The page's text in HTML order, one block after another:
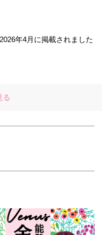
年4月に掲載されました
る